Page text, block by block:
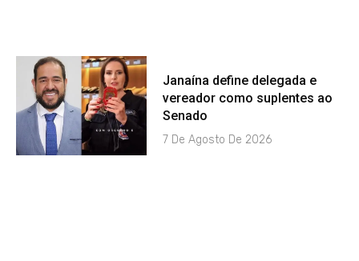
Janaína define delegada e
vereador como suplentes ao
Senado
7 De Agosto De 2026